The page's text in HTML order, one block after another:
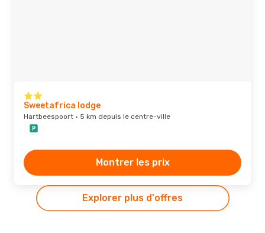
Sweetafrica lodge
Hartbeespoort · 5 km depuis le centre-ville
Montrer les prix
Explorer plus d'offres